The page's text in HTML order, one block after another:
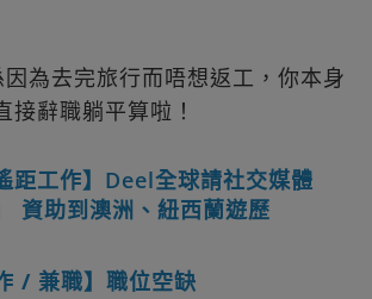
為去完旅行而唔想返工，你本身
接辭職躺平算啦！
距工作】Deel全球請社交媒體
資助到澳洲、紐西蘭遊歷
/ 兼職】職位空缺